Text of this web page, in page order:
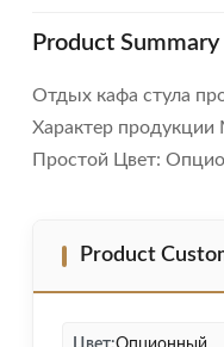
Product Summary
Отдых кафа стула
Характер продукции
Простой Цвет:
Product